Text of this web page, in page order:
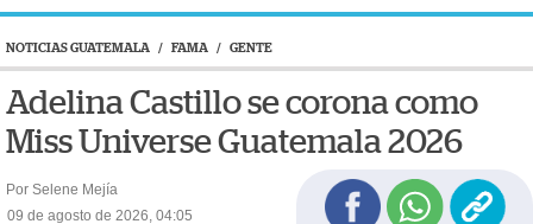
NOTICIAS GUATEMALA / FAMA / GENTE
Adelina Castillo se corona como
Miss Universe Guatemala 2026
Por Selene Mejía
09 de agosto de 2026, 04:05